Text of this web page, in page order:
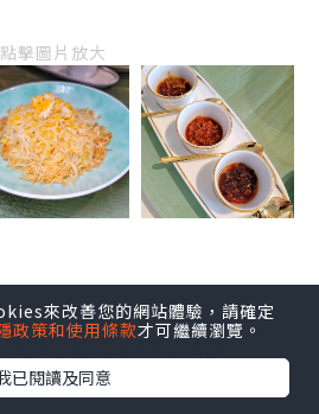
點擊圖片放大
肉炒新竹米粉
來改善您的網站體驗，請確定
政策和使用條款才可繼續瀏覽。
已閱讀及同意